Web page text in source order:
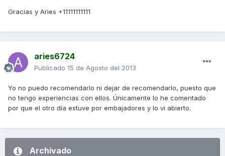
Gracias y Aries +11111111111
aries6724
Publicado 15 de Agosto del 2013
Yo no puedo recomendarlo ni dejar de recomendarlo, puesto que
no tengo experiencias con ellos. Únicamente lo he comentado
por que el otro día estuve por embajadores y lo vi abierto.
Archivado